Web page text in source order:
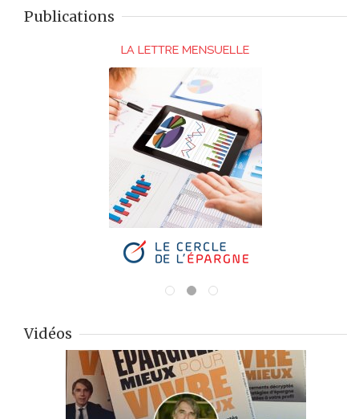
Publications
Vidéos